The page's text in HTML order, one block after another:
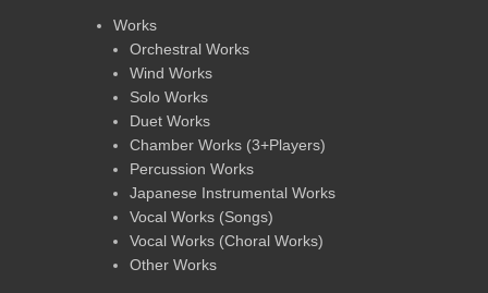
Works
Orchestral Works
Wind Works
Solo Works
Duet Works
Chamber Works (3+Players)
Percussion Works
Japanese Instrumental Works
Vocal Works (Songs)
Vocal Works (Choral Works)
Other Works